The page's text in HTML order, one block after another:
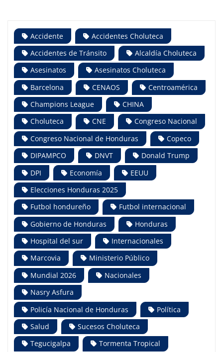
Accidente
Accidentes Choluteca
Accidentes de Tránsito
Alcaldía Choluteca
Asesinatos
Asesinatos Choluteca
Barcelona
CENAOS
Centroamérica
Champions League
CHINA
Choluteca
CNE
Congreso Nacional
Congreso Nacional de Honduras
Copeco
DIPAMPCO
DNVT
Donald Trump
DPI
Economía
EEUU
Elecciones Honduras 2025
Futbol hondureño
Futbol internacional
Gobierno de Honduras
Honduras
Hospital del sur
Internacionales
Marcovia
Ministerio Público
Mundial 2026
Nacionales
Nasry Asfura
Policía Nacional de Honduras
Política
Salud
Sucesos Choluteca
Tegucigalpa
Tormenta Tropical